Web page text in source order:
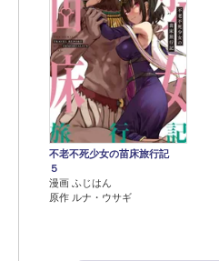
不老不死少女の苗床旅行記
５
漫画 ふじはん
原作 ルナ・ウサギ